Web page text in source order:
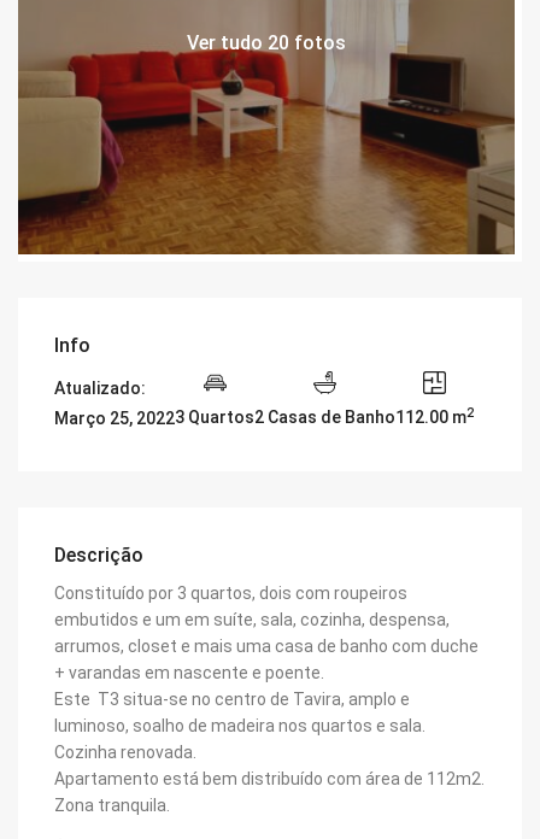
Ver tudo 20 fotos
Info
Atualizado:
Março 25, 20223 Quartos2 Casas de Banho112.00 m2
Descrição
Constituído por 3 quartos, dois com roupeiros
embutidos e um em suíte, sala, cozinha, despensa,
arrumos, closet e mais uma casa de banho com duche
+ varandas em nascente e poente.
Este T3 situa-se no centro de Tavira, amplo e
luminoso, soalho de madeira nos quartos e sala.
Cozinha renovada.
Apartamento está bem distribuído com área de 112m2.
Zona tranquila.